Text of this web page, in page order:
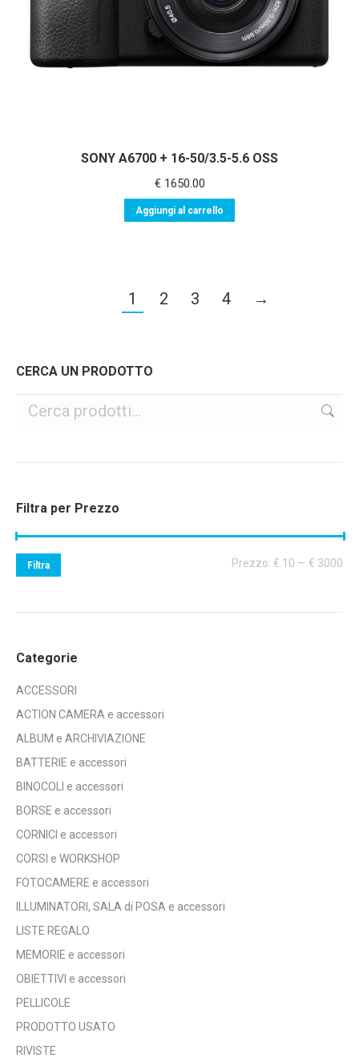
SONY A6700 + 16-50/3.5-5.6 OSS
€1650.00
Aggiungi al carrello
1 2 3 4 →
CERCA UN PRODOTTO
Filtra per Prezzo
Filtra Prezzo: € 10 — € 3000
Categorie
ACCESSORI
ACTION CAMERA e accessori
ALBUM e ARCHIVIAZIONE
BATTERIE e accessori
BINOCOLI e accessori
BORSE e accessori
CORNICI e accessori
CORSI e WORKSHOP
FOTOCAMERE e accessori
ILLUMINATORI, SALA di POSA e accessori
LISTE REGALO
MEMORIE e accessori
OBIETTIVI e accessori
PELLICOLE
PRODOTTO USATO
RIVISTE